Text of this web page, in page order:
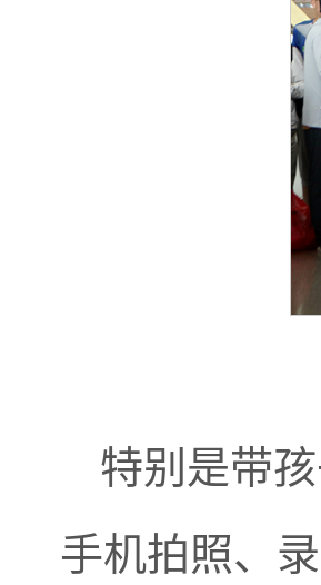
特别是带
手机拍照、